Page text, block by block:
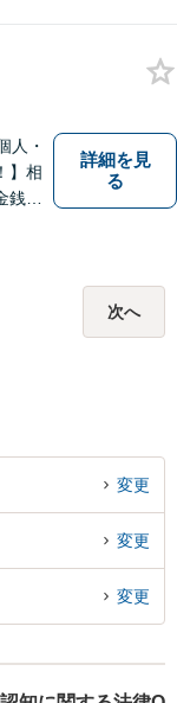
人・
】相
ト
だ
域
詳細を見
る
次へ
変更
変更
変更